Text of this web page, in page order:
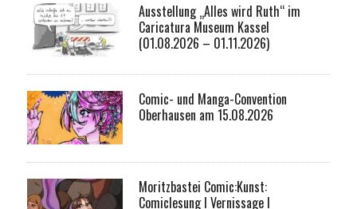
Ausstellung „Alles wird Ruth“ im
Caricatura Museum Kassel
(01.08.2026 – 01.11.2026)
Comic- und Manga-Convention
Oberhausen am 15.08.2026
Moritzbastei Comic:Kunst:
Comiclesung I Vernissage I